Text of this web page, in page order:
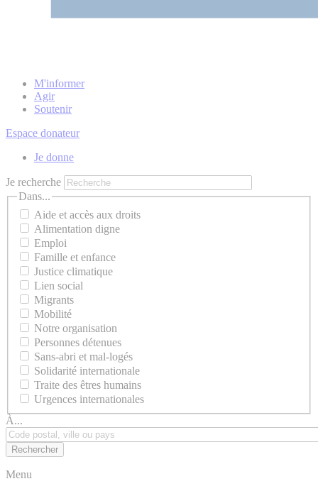
M'informer
Agir
Soutenir
Espace donateur
Je donne
Je recherche
Dans...
Aide et accès aux droits
Alimentation digne
Emploi
Famille et enfance
Justice climatique
Lien social
Migrants
Mobilité
Notre organisation
Personnes détenues
Sans-abri et mal-logés
Solidarité internationale
Traite des êtres humains
Urgences internationales
À...
Menu